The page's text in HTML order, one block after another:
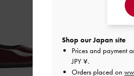
Shop our Japan site
Prices and payment
JPY ¥.
Orders placed on